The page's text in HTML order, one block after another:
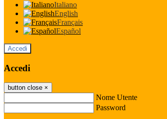
Italiano
English
Français
Español
Accedi
Accedi
button close ×
Nome Utente
Password